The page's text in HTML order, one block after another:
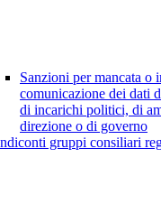
Sanzioni per mancata o
comunicazione dei dati
di incarichi politici, di
direzione o di governo
gruppi consiliari